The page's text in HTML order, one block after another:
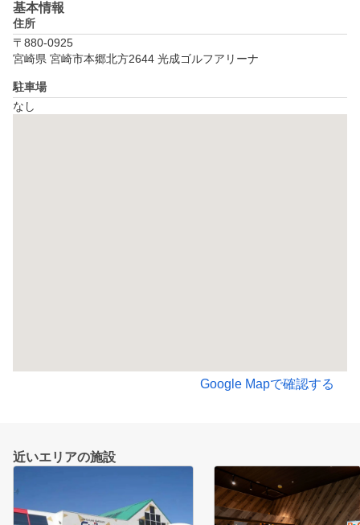
基本情報
住所
〒880-0925
宮崎県 宮崎市本郷北方2644 光成ゴルフアリーナ
駐車場
なし
Google Mapで確認する
近いエリアの施設